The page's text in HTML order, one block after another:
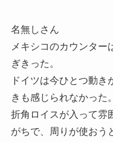
名無しさん
メキシコのカウンター
ぎきった。
ドイツは今ひとつ動き
きも感じられなかった。
折角ロイスが入って雰
がちで、周りが使おう